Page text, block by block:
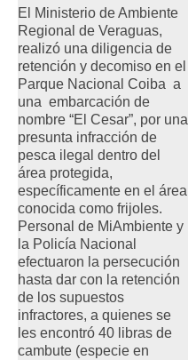
El Ministerio de Ambiente
Regional de Veraguas,
realizó una diligencia de
retención y decomiso en el
Parque Nacional Coiba a
una embarcación de
nombre “El Cesar”, por una
presunta infracción de
pesca ilegal dentro del
área protegida,
específicamente en el área
conocida como frijoles.
Personal de MiAmbiente y
la Policía Nacional
efectuaron la persecución
hasta dar con la retención
de los supuestos
infractores, a quienes se
les encontró 40 libras de
cambute (especie en